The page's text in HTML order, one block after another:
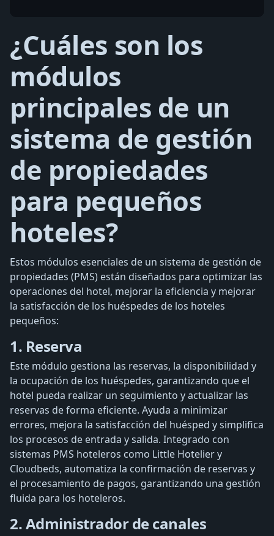
¿Cuáles son los
módulos
principales de un
sistema de gestión
de propiedades
para pequeños
hoteles?
Estos módulos esenciales de un sistema de gestión de
propiedades (PMS) están diseñados para optimizar las
operaciones del hotel, mejorar la eficiencia y mejorar
la satisfacción de los huéspedes de los hoteles
pequeños:
1. Reserva
Este módulo gestiona las reservas, la disponibilidad y
la ocupación de los huéspedes, garantizando que el
hotel pueda realizar un seguimiento y actualizar las
reservas de forma eficiente. Ayuda a minimizar
errores, mejora la satisfacción del huésped y simplifica
los procesos de entrada y salida. Integrado con
sistemas PMS hoteleros como Little Hotelier y
Cloudbeds, automatiza la confirmación de reservas y
el procesamiento de pagos, garantizando una gestión
fluida para los hoteleros.
2. Administrador de canales